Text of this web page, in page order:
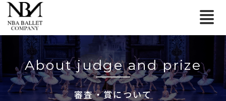
About judge and prize
審査・賞について